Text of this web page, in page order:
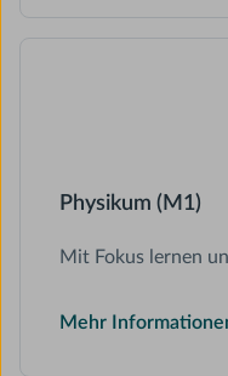
Physikum (M1)
Mit Fokus lernen
Mehr